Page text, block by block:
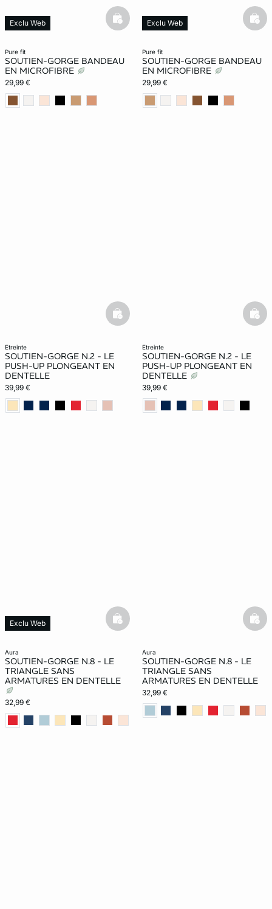
pure fit
SOUTIEN-GORGE BANDEAU
EN MICROFIBRE
29,99 €
Exclu Web basketfull
pure fit
SOUTIEN-GORGE BANDEAU
EN MICROFIBRE
29,99 €
Exclu Web
etreinte
SOUTIEN-GORGE N.2 - LE
PUSH-UP PLONGEANT EN
DENTELLE
39,99 €
basketfull
etreinte
SOUTIEN-GORGE N.2 - LE
PUSH-UP PLONGEANT EN
DENTELLE
39,99 €
aura
SOUTIEN-GORGE N.8 - LE
TRIANGLE SANS
ARMATURES EN DENTELLE
32,99 €
Exclu Web basketfull
aura
SOUTIEN-GORGE N.8 - LE
TRIANGLE SANS
ARMATURES EN DENTELLE
32,99 €